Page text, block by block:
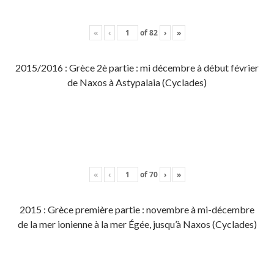
« ‹ of82 › »
2015/2016 : Grèce 2è partie : mi décembre à début février
de Naxos à Astypalaia (Cyclades)
« ‹ of70 › »
2015 : Grèce première partie : novembre à mi-décembre
de la mer ionienne à la mer Égée, jusqu’à Naxos (Cyclades)